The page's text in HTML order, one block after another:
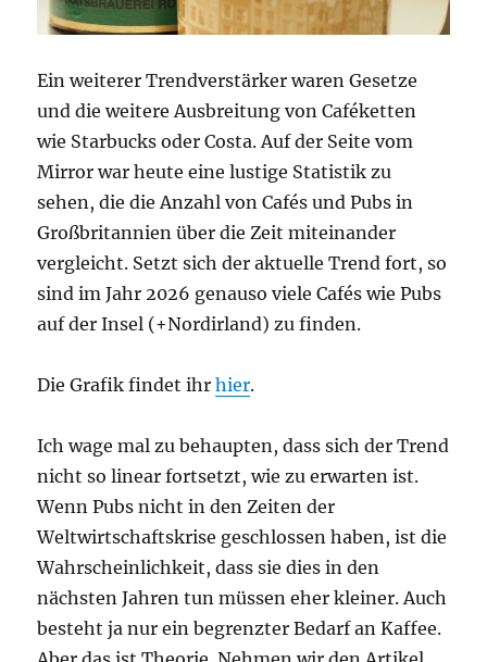
Ein weiterer Trendverstärker waren Gesetze
und die weitere Ausbreitung von Caféketten
wie Starbucks oder Costa. Auf der Seite vom
Mirror war heute eine lustige Statistik zu
sehen, die die Anzahl von Cafés und Pubs in
Großbritannien über die Zeit miteinander
vergleicht. Setzt sich der aktuelle Trend fort, so
sind im Jahr 2026 genauso viele Cafés wie Pubs
auf der Insel (+Nordirland) zu finden.
Die Grafik findet ihrhier.
Ich wage mal zu behaupten, dass sich der Trend
nicht so linear fortsetzt, wie zu erwarten ist.
Wenn Pubs nicht in den Zeiten der
Weltwirtschaftskrise geschlossen haben, ist die
Wahrscheinlichkeit, dass sie dies in den
nächsten Jahren tun müssen eher kleiner. Auch
besteht ja nur ein begrenzter Bedarf an Kaffee.